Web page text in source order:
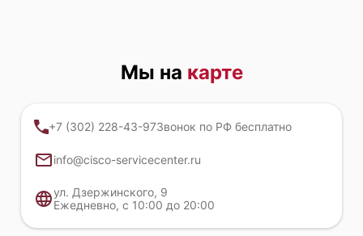
Мы на карте
+7 (302) 228-43-97Звонок по РФ бесплатно
info@cisco-servicecenter.ru
ул. Дзержинского, 9
Ежедневно, с 10:00 до 20:00